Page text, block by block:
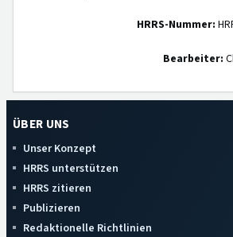
HRRS-Nummer:
Bearbeiter:
ÜBER UNS
Unser Konzept
HRRS unterstützen
HRRS zitieren
Publizieren
Redaktionelle Richtlinien